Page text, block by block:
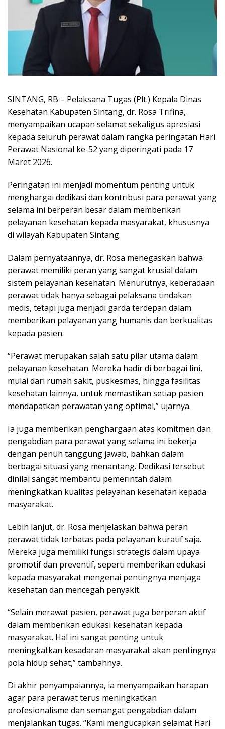
SINTANG, RB – Pelaksana Tugas (Plt.) Kepala Dinas
Kesehatan Kabupaten Sintang, dr. Rosa Trifina,
menyampaikan ucapan selamat sekaligus apresiasi
kepada seluruh perawat dalam rangka peringatan Hari
Perawat Nasional ke-52 yang diperingati pada 17
Maret 2026.
Peringatan ini menjadi momentum penting untuk
menghargai dedikasi dan kontribusi para perawat yang
selama ini berperan besar dalam memberikan
pelayanan kesehatan kepada masyarakat, khususnya
di wilayah Kabupaten Sintang.
Dalam pernyataannya, dr. Rosa menegaskan bahwa
perawat memiliki peran yang sangat krusial dalam
sistem pelayanan kesehatan. Menurutnya, keberadaan
perawat tidak hanya sebagai pelaksana tindakan
medis, tetapi juga menjadi garda terdepan dalam
memberikan pelayanan yang humanis dan berkualitas
kepada pasien.
“Perawat merupakan salah satu pilar utama dalam
pelayanan kesehatan. Mereka hadir di berbagai lini,
mulai dari rumah sakit, puskesmas, hingga fasilitas
kesehatan lainnya, untuk memastikan setiap pasien
mendapatkan perawatan yang optimal,” ujarnya.
Ia juga memberikan penghargaan atas komitmen dan
pengabdian para perawat yang selama ini bekerja
dengan penuh tanggung jawab, bahkan dalam
berbagai situasi yang menantang. Dedikasi tersebut
dinilai sangat membantu pemerintah dalam
meningkatkan kualitas pelayanan kesehatan kepada
masyarakat.
Lebih lanjut, dr. Rosa menjelaskan bahwa peran
perawat tidak terbatas pada pelayanan kuratif saja.
Mereka juga memiliki fungsi strategis dalam upaya
promotif dan preventif, seperti memberikan edukasi
kepada masyarakat mengenai pentingnya menjaga
kesehatan dan mencegah penyakit.
“Selain merawat pasien, perawat juga berperan aktif
dalam memberikan edukasi kesehatan kepada
masyarakat. Hal ini sangat penting untuk
meningkatkan kesadaran masyarakat akan pentingnya
pola hidup sehat,” tambahnya.
Di akhir penyampaiannya, ia menyampaikan harapan
agar para perawat terus meningkatkan
profesionalisme dan semangat pengabdian dalam
menjalankan tugas. “Kami mengucapkan selamat Hari